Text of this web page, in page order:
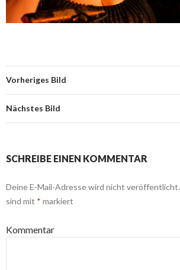
Vorheriges Bild
Nächstes Bild
SCHREIBE EINEN KOMMENTAR
Deine E-Mail-Adresse wird nicht veröffentlicht.
sind mit * markiert
Kommentar